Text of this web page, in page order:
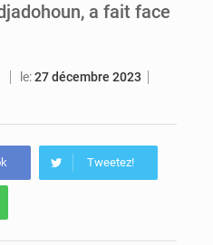
a fait face
le:27 décembre 2023
Tweetez!